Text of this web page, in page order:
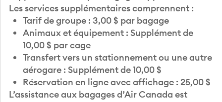
Tarif de groupe : 3,00 $ par bagage
Animaux et équipement : Supplément de
10,00 $ par cage
Transfert vers un stationnement ou une autre
aérogare : Supplément de 10,00 $
Réservation en ligne avec affichage : 25,00 $
L’assistance aux bagages d’Air Canada est
située près du manège 10.